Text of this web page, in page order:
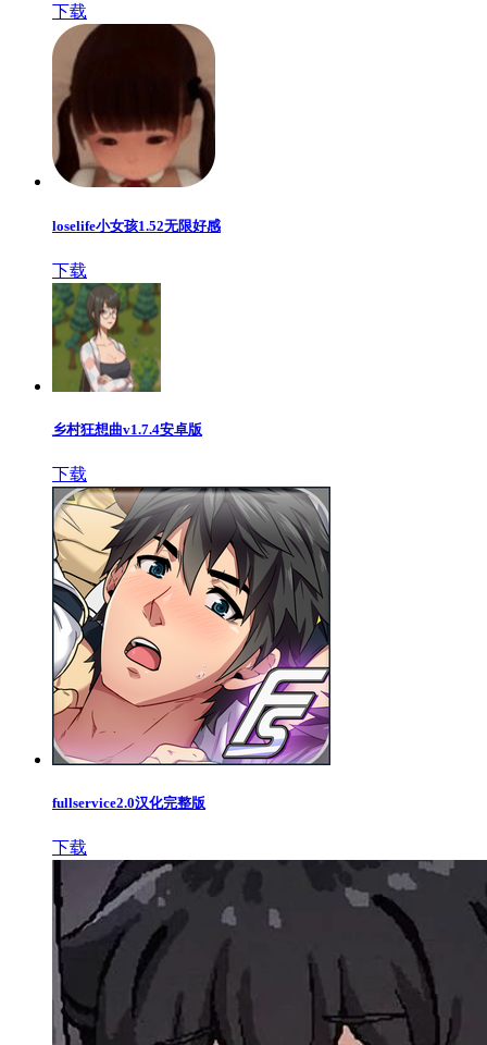
下载
loselife小女孩1.52无限好感
下载
乡村狂想曲v1.7.4安卓版
下载
fullservice2.0汉化完整版
下载